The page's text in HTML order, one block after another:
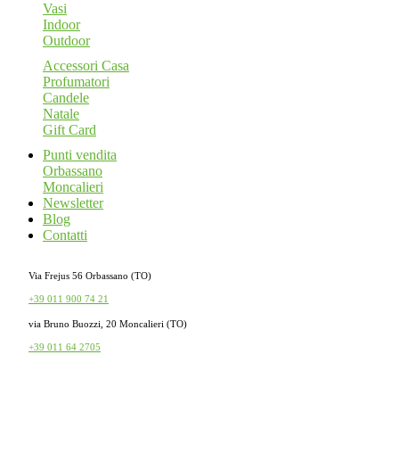
Vasi
Indoor
Outdoor
Accessori Casa
Profumatori
Candele
Natale
Gift Card
Punti vendita
Orbassano
Moncalieri
Newsletter
Blog
Contatti
Via Frejus 56 Orbassano (TO)
+39 011 900 74 21
via Bruno Buozzi, 20 Moncalieri (TO)
+39 011 64 2705